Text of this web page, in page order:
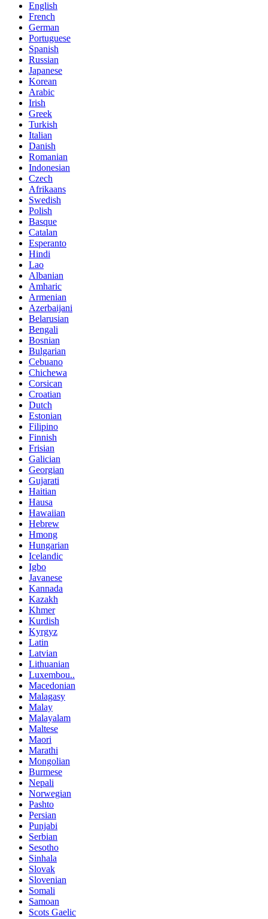
English
French
German
Portuguese
Spanish
Russian
Japanese
Korean
Arabic
Irish
Greek
Turkish
Italian
Danish
Romanian
Indonesian
Czech
Afrikaans
Swedish
Polish
Basque
Catalan
Esperanto
Hindi
Lao
Albanian
Amharic
Armenian
Azerbaijani
Belarusian
Bengali
Bosnian
Bulgarian
Cebuano
Chichewa
Corsican
Croatian
Dutch
Estonian
Filipino
Finnish
Frisian
Galician
Georgian
Gujarati
Haitian
Hausa
Hawaiian
Hebrew
Hmong
Hungarian
Icelandic
Igbo
Javanese
Kannada
Kazakh
Khmer
Kurdish
Kyrgyz
Latin
Latvian
Lithuanian
Luxembou..
Macedonian
Malagasy
Malay
Malayalam
Maltese
Maori
Marathi
Mongolian
Burmese
Nepali
Norwegian
Pashto
Persian
Punjabi
Serbian
Sesotho
Sinhala
Slovak
Slovenian
Somali
Samoan
Scots Gaelic